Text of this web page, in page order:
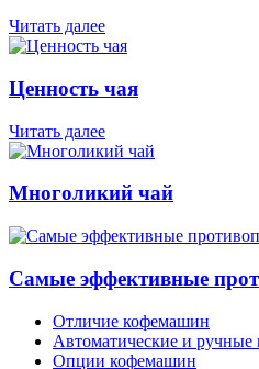
Читать далее
Ценность чая
Читать далее
Многоликий чай
Самые эффективные
Отличие кофемашин
Автоматические и ручные
Опции кофемашин